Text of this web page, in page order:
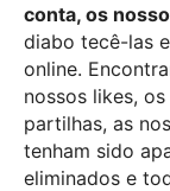
conta, os
diabo tecê-las
online.
nossos likes,
partilhas, as
tenham sido
eliminados e